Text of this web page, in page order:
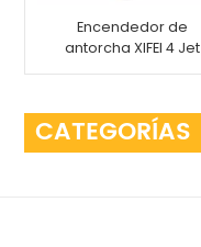
Encendedor de
antorcha XIFEI 4 Jet
Flame con soporte
de puros
CATEGORÍAS